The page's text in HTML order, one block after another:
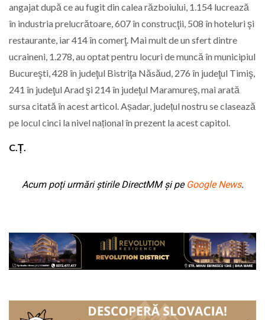
angajat după ce au fugit din calea războiului, 1.154 lucrează
în industria prelucrătoare, 607 în construcţii, 508 în hoteluri şi
restaurante, iar 414 în comerţ. Mai mult de un sfert dintre
ucraineni, 1.278, au optat pentru locuri de muncă în municipiul
Bucureşti, 428 în judeţul Bistriţa Năsăud, 276 în judeţul Timiş,
241 în judeţul Arad şi 214 în judeţul Maramureş, mai arată
sursa citată în acest articol. Așadar, județul nostru se clasează
pe locul cinci la nivel național în prezent la acest capitol.
C.Ț.
Acum poți urmări știrile DirectMM și pe Google News.